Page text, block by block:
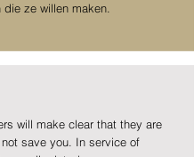
ze willen maken.
will make clear that they are
save you. In service of